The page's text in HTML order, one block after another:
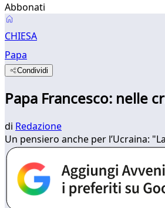
Abbonati
CHIESA
Papa
Condividi
Papa Francesco: nelle
di Redazione
Un pensiero anche per l’Ucraina: